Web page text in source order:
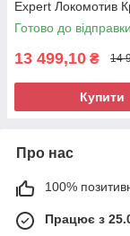
Expert Локомотив
10277
Готово до відправки
13 499,10 ₴ 14
Купити
Про нас
100%
Працює з